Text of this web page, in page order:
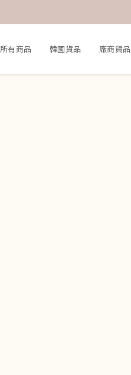
所有商品 韓國貨品 廠商貨品